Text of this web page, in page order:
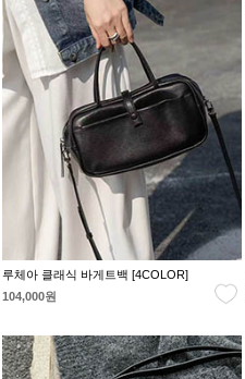
루체아 클래식 바게트백 [4COLOR]
104,000원